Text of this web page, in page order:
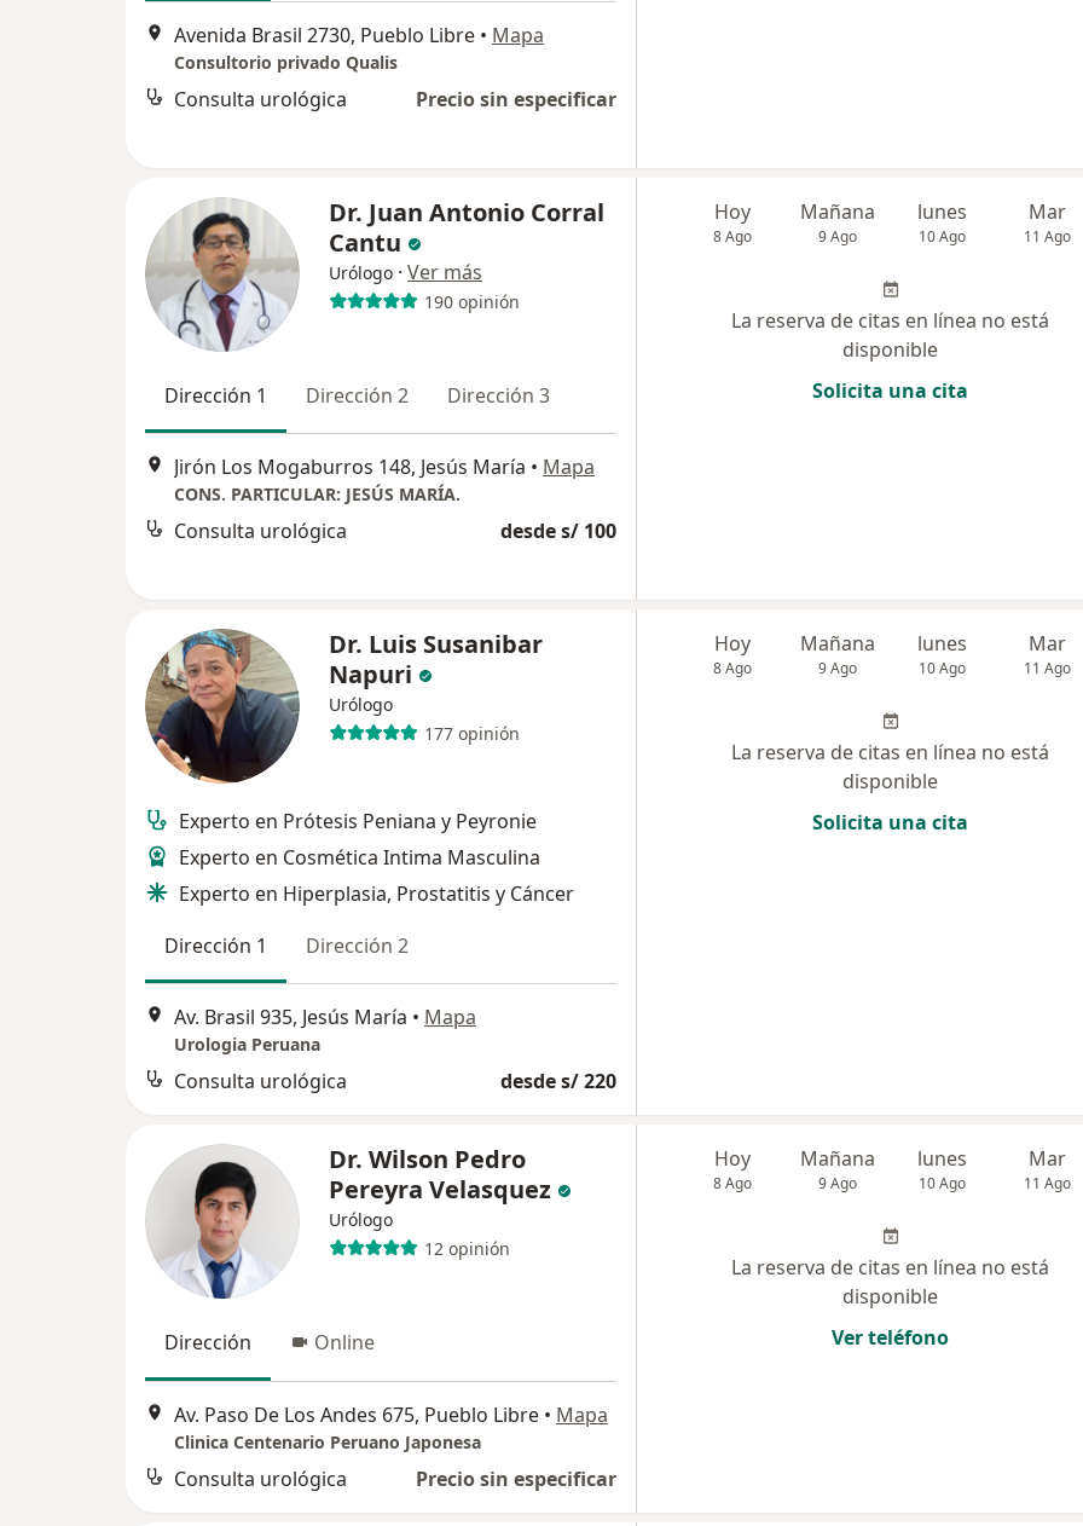
Avenida Brasil 2730, Pueblo Libre • Mapa
Consultorio privado Qualis
Consulta urológica Precio sin especificar
Dr. Juan Antonio Corral
Cantu
Urólogo · Ver más
190 opinión
Dirección 1 Dirección 2 Dirección 3
Jirón Los Mogaburros 148, Jesús María • Mapa
CONS. PARTICULAR: JESÚS MARÍA.
Consulta urológica desde s/ 100
Hoy
8 Ago
Mañana
9 Ago
lunes
10 Ago
Mar
11 Ago
La reserva de citas en línea no está
disponible
Solicita una cita
Dr. Luis Susanibar
Napuri
Urólogo
177 opinión
Experto en Prótesis Peniana y Peyronie
Experto en Cosmética Intima Masculina
Experto en Hiperplasia, Prostatitis y Cáncer
Dirección 1
Dirección 2
Av. Brasil 935, Jesús María • Mapa
Urologia Peruana
Consulta urológica desde s/ 220
Hoy
8 Ago
Mañana
9 Ago
lunes
10 Ago
Mar
11 Ago
La reserva de citas en línea no está
disponible
Solicita una cita
Dr. Wilson Pedro
Pereyra Velasquez
Urólogo
12 opinión
Dirección Online
Av. Paso De Los Andes 675, Pueblo Libre • Mapa
Clinica Centenario Peruano Japonesa
Consulta urológica Precio sin especificar
Hoy
8 Ago
Mañana
9 Ago
lunes
10 Ago
Mar
11 Ago
La reserva de citas en línea no está
disponible
Ver teléfono